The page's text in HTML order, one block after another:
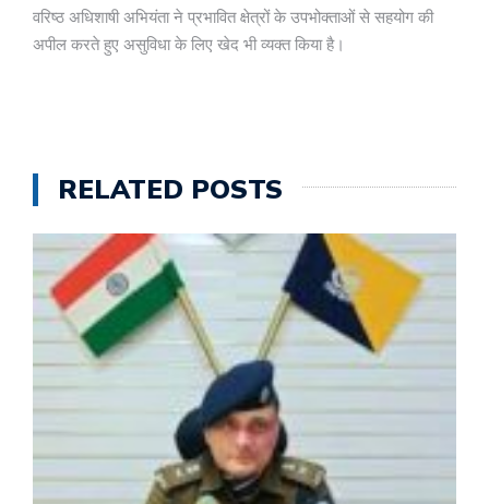
वरिष्ठ अधिशाषी अभियंता ने प्रभावित क्षेत्रों के उपभोक्ताओं से सहयोग की
अपील करते हुए असुविधा के लिए खेद भी व्यक्त किया है।
RELATED POSTS